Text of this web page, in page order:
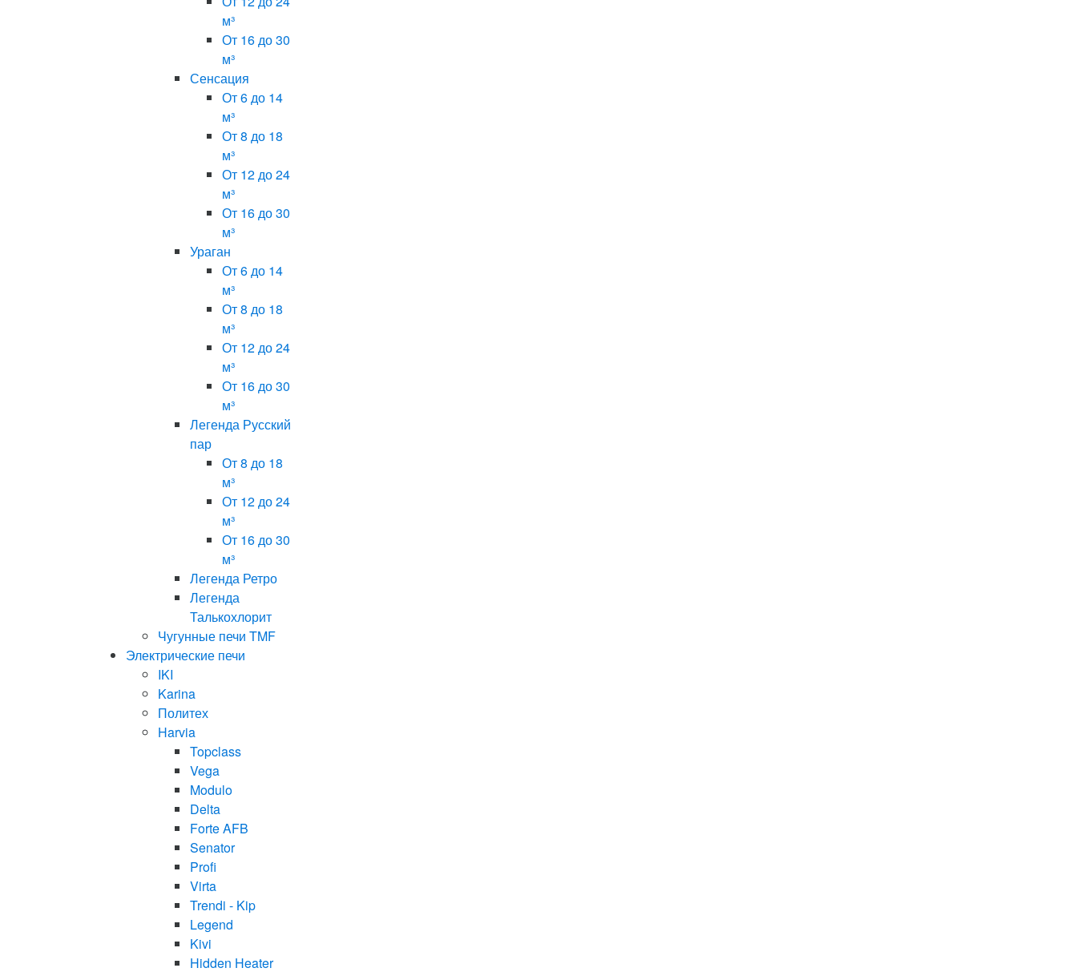
м³
От 16 до 30
м³
Сенсация
От 6 до 14
м³
От 8 до 18
м³
От 12 до 24
м³
От 16 до 30
м³
Ураган
От 6 до 14
м³
От 8 до 18
м³
От 12 до 24
м³
От 16 до 30
м³
Легенда Русский
пар
От 8 до 18
м³
От 12 до 24
м³
От 16 до 30
м³
Легенда Ретро
Легенда
Талькохлорит
Чугунные печи TMF
Электрические печи
IKI
Karina
Политех
Harvia
Topclass
Vega
Modulo
Delta
Forte AFB
Senator
Profi
Virta
Trendi - Kip
Legend
Kivi
Hidden Heater